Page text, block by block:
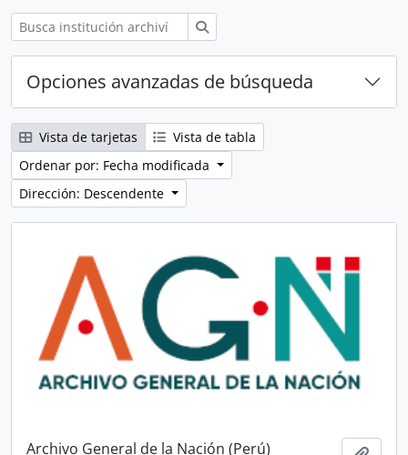
Opciones avanzadas de búsqueda
Vista de tarjetas
Vista de tabla
Ordenar por: Fecha modificada
Dirección: Descendente
Archivo General de la Nación (Perú)